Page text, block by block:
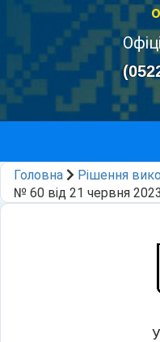
Головна
Рішення
№ 60 від 21 червня